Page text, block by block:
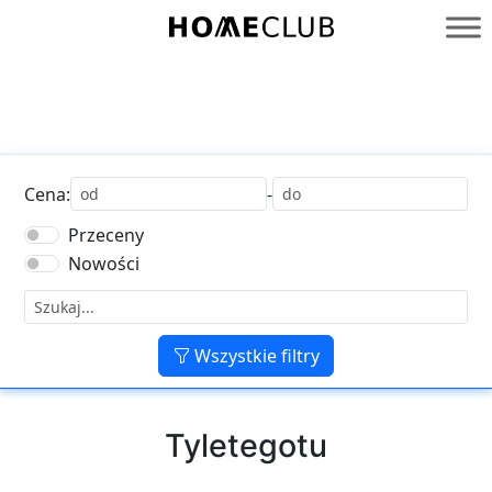
Homeclub
Cena:
-
Przeceny
Nowości
Wszystkie filtry
Tyletegotu